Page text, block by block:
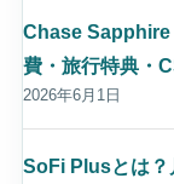
Chase Sapphire
費・旅行特典・
2026年6月1日
SoFi Plusとは？